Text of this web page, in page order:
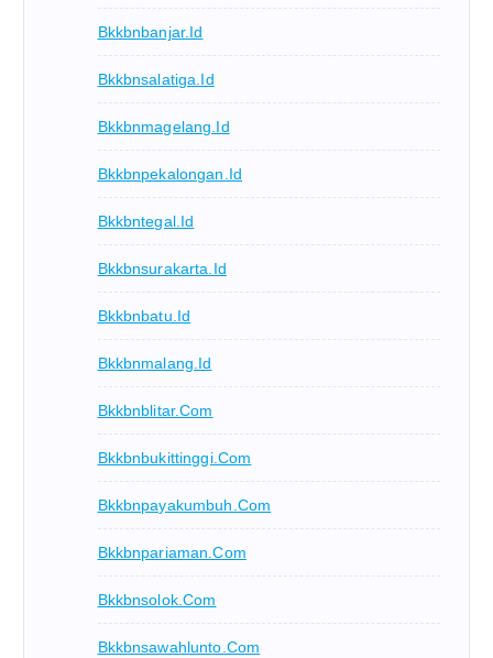
Bkkbnbanjar.id
Bkkbnsalatiga.id
Bkkbnmagelang.id
Bkkbnpekalongan.id
Bkkbntegal.id
Bkkbnsurakarta.id
Bkkbnbatu.id
Bkkbnmalang.id
Bkkbnblitar.com
Bkkbnbukittinggi.com
Bkkbnpayakumbuh.com
Bkkbnpariaman.com
Bkkbnsolok.com
Bkkbnsawahlunto.com